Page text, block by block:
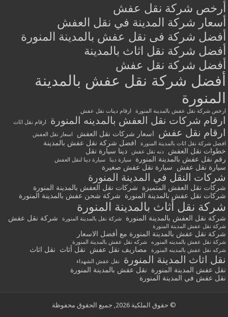
أرخص شركة نقل عفش
أسعار شركة المدينة في نقل العفش
أفضل شركة فى نقل عفش بالمدينة المنورة
أفضل شركة نقل اثاث بالمدينة
أفضل شركة نقل عفش
أفضل شركة نقل عفش بالمدينة
المنورة
ارخص شركة نقل عفش بالمدينة المنورة ارقام دينات نقل عفش
ارقام شركات نقل العفش بالمدينه المنورة ارقام نقل اثاث
ارقام نقل عفش اسعار شركات نقل العفش
اسعار نقل العفش
افضل شركة نقل اثاث بالمدينة المنورة
افضل شركة نقل عفش بالمدينة
خطوات نقل العفش
دنه نقل عفش
دينا سيارة نقل
رقم نقل عفش بالمدينة المنورة
سيارة دينا سيارة دينا لنقل العفش
سيارة نقل عفش سيارة نقل عفش صغيرة
شركات النقل في المدينة المنورة
شركات نقل العفش المتميزة
شركات نقل العفش بالمدينة المنورة
شركات نقل عفش بالمدينة المنورة
شركة شحن عفش بالمدينة المنورة
شركة نقل أثاث بالمدينة المنورة
شركة نقل العفش بالمدينة المنورة شركة نقل بالمدينة المنورة شركة نقل عفش
شركة نقل عفش المدينة المنورة
شركة نقل عفش بالمدينة المنورة مع أفضل الاسعار
شركة نقل عفش بالمدينه المنوره
شركه نقل عفش بالمدينة المنورة
شركه نقل عفش بالمدينه المنورة
مصاريف نقل عفش نقل أثاث نقل اثاث
نقل اثاث المدينة المنورة نقل عفش الشهداء
نقل عفش المدينة المنورة
نقل عفش بالمدينة المنورة
نقل عفش في المدينة المنورة
© حقوق الملكية 2026, جميع الحقوق محفوظة